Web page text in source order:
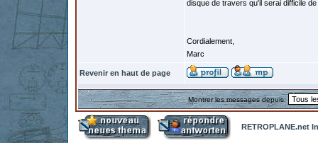
disque de travers qu'il serai difficile
Cordialement,
Marc
Revenir en haut de page
Montrer les messages depuis:
RETROPLANE.net